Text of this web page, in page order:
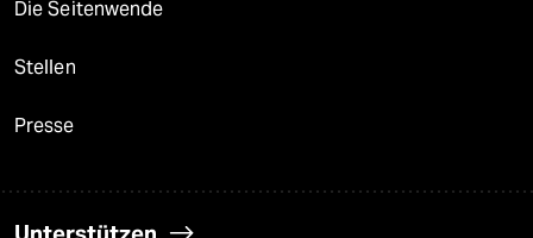
Die Seitenwende
Stellen
Presse